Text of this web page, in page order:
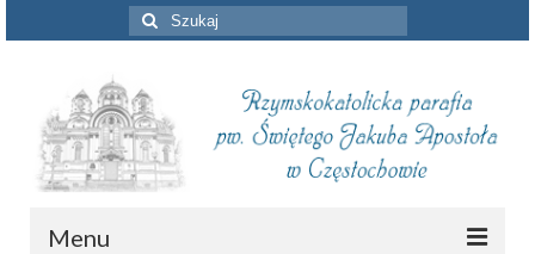
Szuklaj
w:
Menu